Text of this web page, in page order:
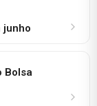
junho
Bolsa